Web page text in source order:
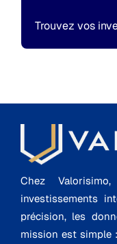
Trouvez vos
Chez
investissements
précision, les
mission est simple